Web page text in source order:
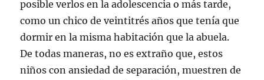
posible verlos en la adolescencia o más tarde,
como un chico de veintitrés años que tenía que
dormir en la misma habitación que la abuela.
De todas maneras, no es extraño que, estos
niños con ansiedad de separación, muestren de